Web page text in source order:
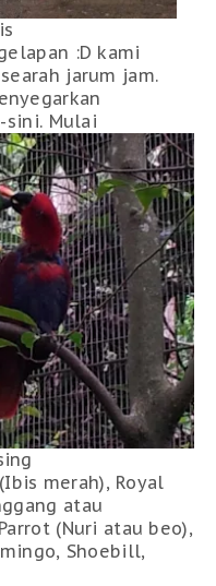
:D kami
jarum jam.
Mulai
merah), Royal
atau
(Nuri atau beo),
Shoebill,